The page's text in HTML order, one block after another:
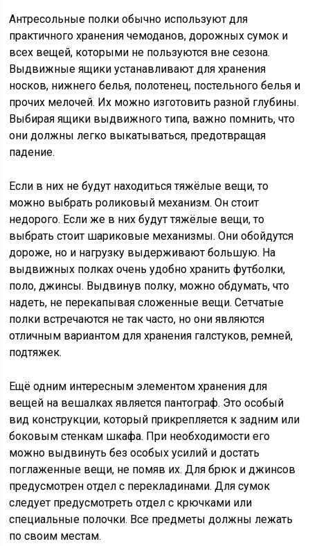
Антресольные полки обычно используют для
практичного хранения чемоданов, дорожных сумок и
всех вещей, которыми не пользуются вне сезона.
Выдвижные ящики устанавливают для хранения
носков, нижнего белья, полотенец, постельного белья и
прочих мелочей. Их можно изготовить разной глубины.
Выбирая ящики выдвижного типа, важно помнить, что
они должны легко выкатываться, предотвращая
падение.
Если в них не будут находиться тяжёлые вещи, то
можно выбрать роликовый механизм. Он стоит
недорого. Если же в них будут тяжёлые вещи, то
выбрать стоит шариковые механизмы. Они обойдутся
дороже, но и нагрузку выдерживают большую. На
выдвижных полках очень удобно хранить футболки,
поло, джинсы. Выдвинув полку, можно обдумать, что
надеть, не перекапывая сложенные вещи. Сетчатые
полки встречаются не так часто, но они являются
отличным вариантом для хранения галстуков, ремней,
подтяжек.
Ещё одним интересным элементом хранения для
вещей на вешалках является пантограф. Это особый
вид конструкции, который прикрепляется к задним или
боковым стенкам шкафа. При необходимости его
можно выдвинуть без особых усилий и достать
поглаженные вещи, не помяв их. Для брюк и джинсов
предусмотрен отдел с перекладинами. Для сумок
следует предусмотреть отдел с крючками или
специальные полочки. Все предметы должны лежать
по своим местам.